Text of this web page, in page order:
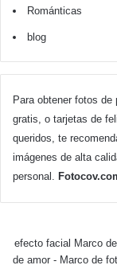
Románticas
blog
Para obtener fotos de
gratis, o tarjetas de
queridos, te
imágenes de alta
personal.
efecto facial Marco
de amor- Marco de